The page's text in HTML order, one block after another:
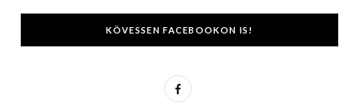
KÖVESSEN FACEBOOKON IS!
F